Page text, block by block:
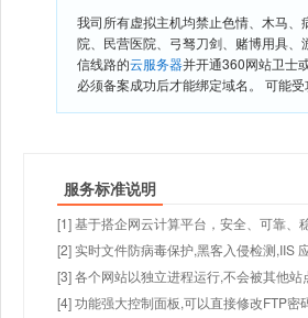
我司所有虚拟主机均禁止色情、木马
院、民营医院、弓驽刀剑、赌博用具
信线路的云服务器并开通360网站卫士
必须备案成功后才能绑定域名。 可能
服务标准说明
[1] 基于搭企网云计算平台，安全、可靠、
[2] 实时文件防病毒保护,黑客入侵检测,IIS
[3] 各个网站以独立进程运行,不会被其他
[4] 功能强大控制面板,可以直接修改FTP